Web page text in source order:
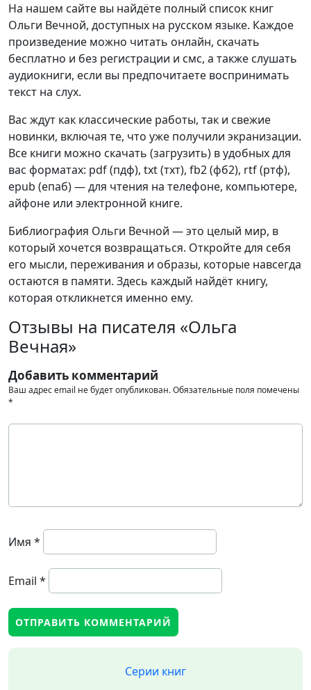
На нашем сайте вы найдёте полный список книг
Ольги Вечной, доступных на русском языке. Каждое
произведение можно читать онлайн, скачать
бесплатно и без регистрации и смс, а также слушать
аудиокниги, если вы предпочитаете воспринимать
текст на слух.
Вас ждут как классические работы, так и свежие
новинки, включая те, что уже получили экранизации.
Все книги можно скачать (загрузить) в удобных для
вас форматах: pdf (пдф), txt (тхт), fb2 (фб2), rtf (ртф),
epub (епаб) — для чтения на телефоне, компьютере,
айфоне или электронной книге.
Библиография Ольги Вечной — это целый мир, в
который хочется возвращаться. Откройте для себя
его мысли, переживания и образы, которые навсегда
остаются в памяти. Здесь каждый найдёт книгу,
которая откликнется именно ему.
Отзывы на писателя «Ольга
Вечная»
Добавить комментарий
Ваш адрес email не будет опубликован.Обязательные поля помечены
*
Имя *
Email *
Серии книг